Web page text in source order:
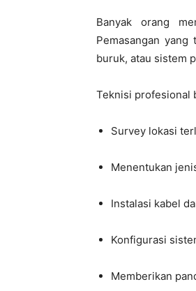
Banyak orang
Pemasangan
buruk, atau sistem
Teknisi profesional
Survey lokasi
Menentukan
Instalasi kabel
Konfigurasi
Memberikan